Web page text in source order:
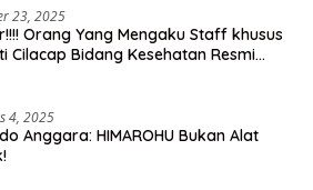
23, 2025
Orang Yang Mengaku Staff khusus
Cilacap Bidang Kesehatan Resmi
4, 2025
Anggara: HIMAROHU Bukan Alat